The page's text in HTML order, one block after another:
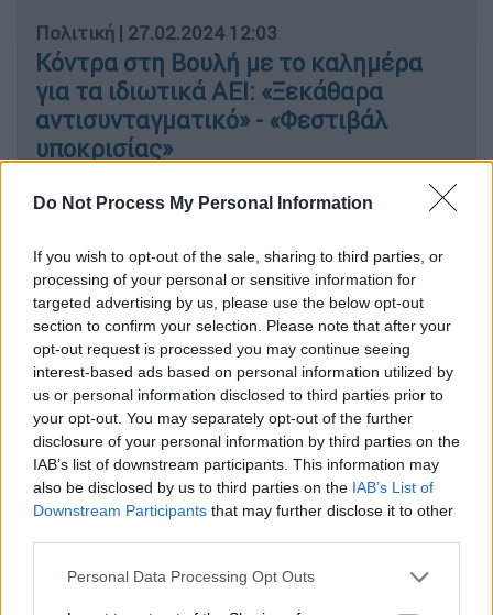
Do Not Process My Personal Information
If you wish to opt-out of the sale, sharing to third parties, or
processing of your personal or sensitive information for
targeted advertising by us, please use the below opt-out
section to confirm your selection. Please note that after your
opt-out request is processed you may continue seeing
interest-based ads based on personal information utilized by
us or personal information disclosed to third parties prior to
your opt-out. You may separately opt-out of the further
disclosure of your personal information by third parties on the
IAB’s list of downstream participants. This information may
also be disclosed by us to third parties on the IAB’s List of
Downstream Participants that may further disclose it to other
Please note that this website/app uses one or more Google
Personal Data Processing Opt Outs
Πολιτική | 27.02.2024 12:03
Κόντρα στη Βουλή με το καλημέρα
για τα ιδιωτικά ΑΕΙ: «Ξεκάθαρα
αντισυνταγματικό» - «Φεστιβάλ
υποκρισίας»
«Πρέπει να ρυθμιστεί το Ελ
Ντοράντο»
Σύμφωνα με τον ίδιο, αυτή τη στιγμή οι
απόφοιτοι κολεγίων παίρνουν μόρια για τον
ΑΣΕΠ και μ’ αυτά μπορείς να πας και στη
σχολή δικαστών. «Είναι φεστιβάλ
υποκρισίας να κάνουμε ότι δεν το βλέπουμε.
Έγινε ερήμην μας, γιατί μείναμε σε έναν
ιδεοληπτικό οριτζιναλισμό. Όποιος λέει δεν
θέλουμε να το λύσουμε; να βάλουμε κανόνες